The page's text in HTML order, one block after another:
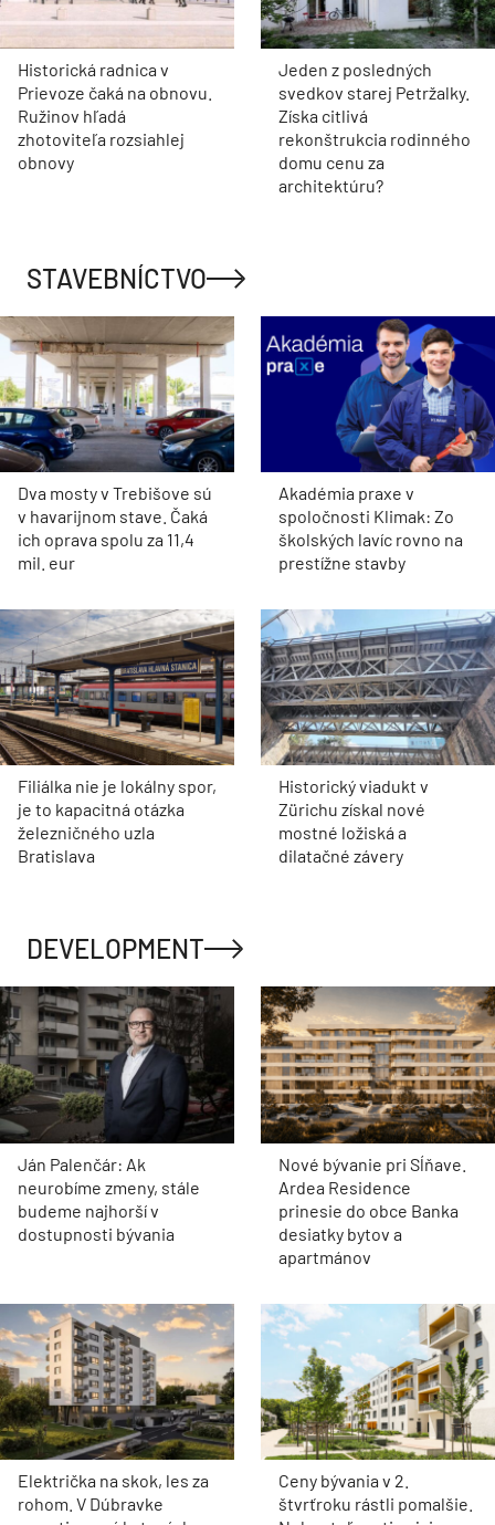
Historická radnica v
Prievoze čaká na obnovu.
Ružinov hľadá
zhotoviteľa rozsiahlej
obnovy
Jeden z posledných
svedkov starej Petržalky.
Získa citlivá
rekonštrukcia rodinného
domu cenu za
architektúru?
STAVEBNÍCTVO
Dva mosty v Trebišove sú
v havarijnom stave. Čaká
ich oprava spolu za 11,4
mil. eur
Akadémia praxe v
spoločnosti Klimak: Zo
školských lavíc rovno na
prestížne stavby
Filiálka nie je lokálny spor,
je to kapacitná otázka
železničného uzla
Bratislava
Historický viadukt v
Zürichu získal nové
mostné ložiská a
dilatačné závery
DEVELOPMENT
Ján Palenčár: Ak
neurobíme zmeny, stále
budeme najhorší v
dostupnosti bývania
Nové bývanie pri Sĺňave.
Ardea Residence
prinesie do obce Banka
desiatky bytov a
apartmánov
Električka na skok, les za
rohom. V Dúbravke
Ceny bývania v 2.
štvrťroku rástli pomalšie.